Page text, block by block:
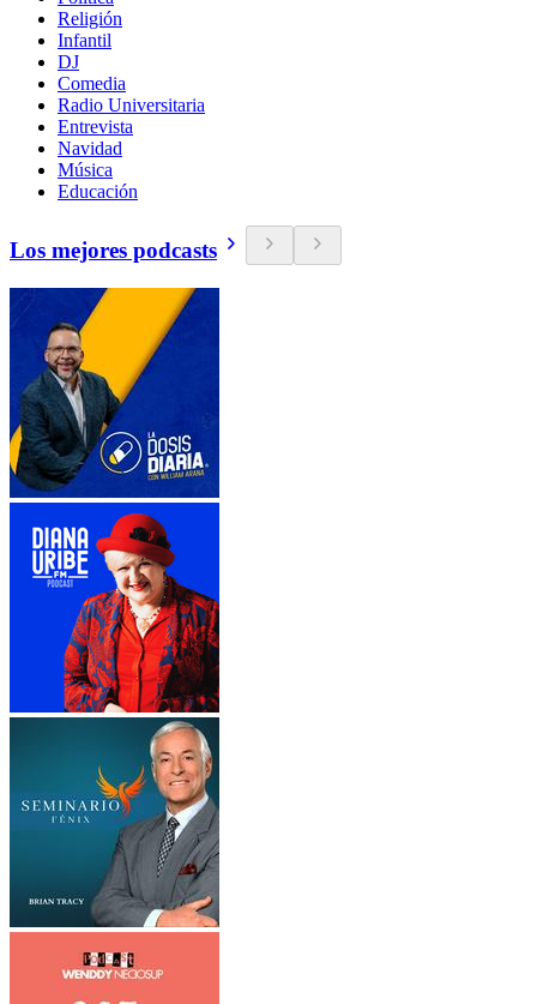
Religión
Infantil
DJ
Comedia
Radio Universitaria
Entrevista
Navidad
Música
Educación
Los mejores podcasts